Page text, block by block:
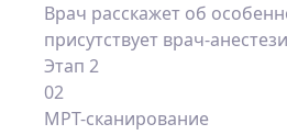
Врач расскажет об
присутствует врач-
Этап 2
02
МРТ-сканирование